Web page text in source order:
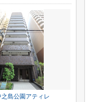
島公園アティレ